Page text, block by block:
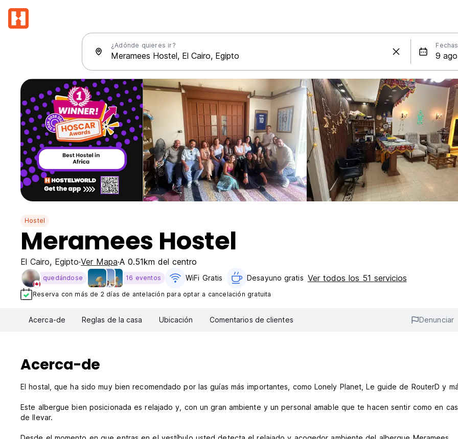
¿Adónde quieres ir? Fechas
Hostel
Meramees Hostel
El Cairo, Egipto Ver Mapa A 0.51km del centro
quedándose 16 eventos WiFi Gratis Desayuno gratis Ver todos los 51 servicios
Reserva con más de 2 días de antelación para optar a cancelación gratuita
Acerca-de Reglas de la casa Ubicación Comentarios de clientes Denunciar
Acerca-de
El hostal, que ha sido muy bien recomendado por las guías más importantes, como Lonely Planet, Le guide de RouterD y
Este albergue bien posicionada es relajado y, con un gran ambiente y un personal amable que te hacen sentir como en
de llevar.